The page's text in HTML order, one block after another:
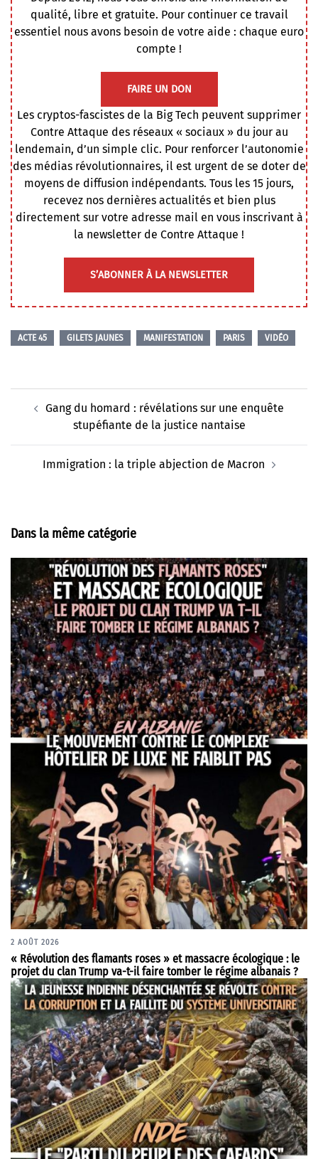
qualité, libre et gratuite. Pour continuer ce travail
essentiel nous avons besoin de votre aide : chaque euro
compte !
FAIRE UN DON
Les cryptos-fascistes de la Big Tech peuvent supprimer
Contre Attaque des réseaux « sociaux » du jour au
lendemain, d’un simple clic. Pour renforcer l’autonomie
des médias révolutionnaires, il est urgent de se doter de
moyens de diffusion indépendants. Tous les 15 jours,
recevez nos dernières actualités et bien plus
directement sur votre adresse mail en vous inscrivant à
la newsletter de Contre Attaque !
S’ABONNER À LA NEWSLETTER
ACTE 45 GILETS JAUNES MANIFESTATION PARIS VIDÉO
d’articleGang du homard : révélations sur une enquête
stupéfiante de la justice nantaise
Immigration : la triple abjection de Macron
Dans la même catégorie
2 AOÛT 2026
« Révolution des flamants roses » et massacre écologique : le
projet du clan Trump va-t-il faire tomber le régime albanais ?